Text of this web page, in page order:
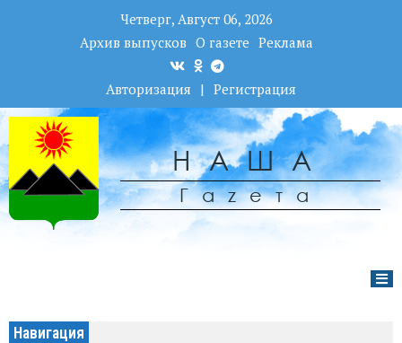
Четверг, Август 06, 2026
Архив выпусков О газете Реклама
Авторизация | Регистрация
НАША
Гаzета
Навигация